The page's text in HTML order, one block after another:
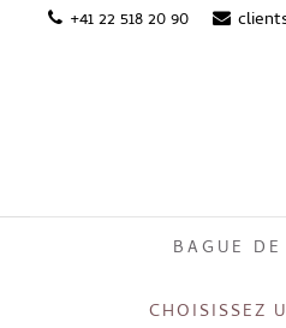
+41 22 518 20 90
BAGUE
CHOISISSEZ